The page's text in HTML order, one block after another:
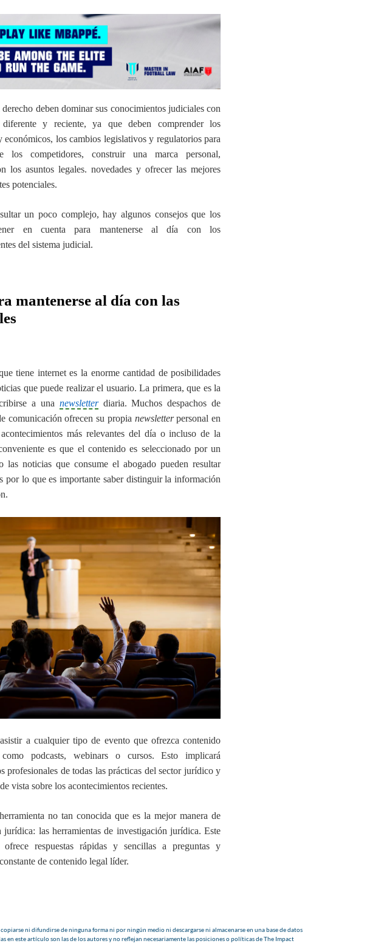
deben dominar sus conocimientos judiciales con
y reciente, ya que deben comprender los
económicos, los cambios legislativos y regulatorios para
los competidores, construir una marca personal,
los asuntos legales. novedades y ofrecer las mejores
potenciales.
un poco complejo, hay algunos consejos que los
en cuenta para mantenerse al día con los
del sistema judicial.
mantenerse al día con las
tiene internet es la enorme cantidad de posibilidades
que puede realizar el usuario. La primera, que es la
a una newsletterdiaria. Muchos despachos de
comunicación ofrecen su propia newsletterpersonal en
más relevantes del día o incluso de la
es que el contenido es seleccionado por un
las noticias que consume el abogado pueden resultar
por lo que es importante saber distinguir la información
a cualquier tipo de evento que ofrezca contenido
podcasts, webinars o cursos. Esto implicará
profesionales de todas las prácticas del sector jurídico y
vista sobre los acontecimientos recientes.
no tan conocida que es la mejor manera de
las herramientas de investigación jurídica. Este
respuestas rápidas y sencillas a preguntas y
de contenido legal líder.
ni difundirse de ninguna forma ni por ningún medio ni descargarse ni almacenarse en una base de datos
este artículo son las de los autores y no reflejan necesariamente las posiciones o políticas de The Impact